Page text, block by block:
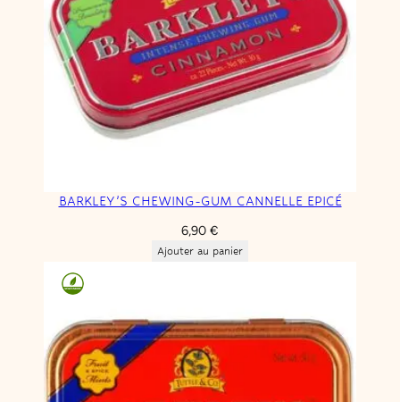
.
BARKLEY’S CHEWING-GUM CANNELLE EPICÉ
6,90 €
Ajouter au panier